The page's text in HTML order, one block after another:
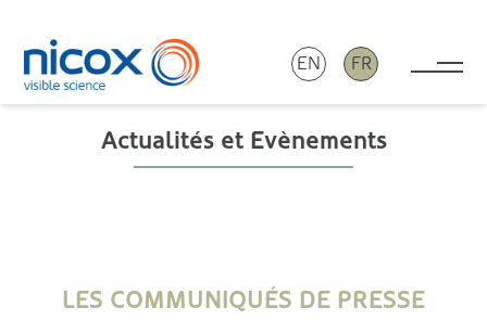
Nicox
EN FR
Actualités et Evènements
LES COMMUNIQUÉS DE PRESSE